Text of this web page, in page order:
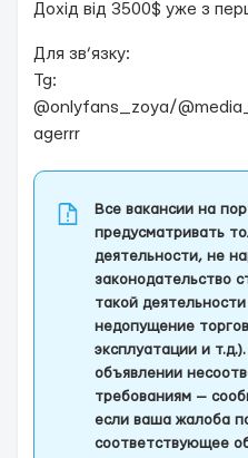
Дохід від 3500$ уже з
Для зв’язку:
Tg:
@onlyfans_zoya/
agerrr
Все вакансии на
предусматривать
деятельности, не
законодательство
такой
недопущение
эксплуатации и
объявлении
требованиям —
если ваша жалоба
соответствующее